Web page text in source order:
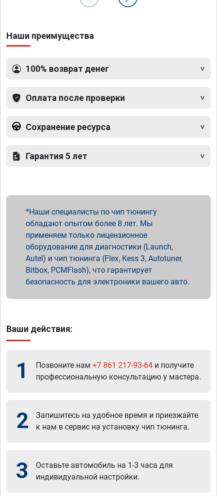
Наши преимущества
100% возврат денег
Оплата после проверки
Сохранение ресурса
Гарантия 5 лет
Наши специалисты по чип тюнингу
обладают опытом более 8 лет. Мы
применяем только лицензионное
оборудование для диагностики (Launch,
Autel) и чип тюнинга (Flex, Kess 3, Autotuner,
Bitbox, PCMFlash), что гарантирует
безопасность для электроники вашего авто.
Ваши действия:
1 Позвоните нам +7 861 217-93-64 и получите
профессиональную консультацию у мастера.
2
Запишитесь на удобное время и приезжайте
к нам в сервис на установку чип тюнинга.
3
Оставьте автомобиль на 1-3 часа для
индивидуальной настройки.